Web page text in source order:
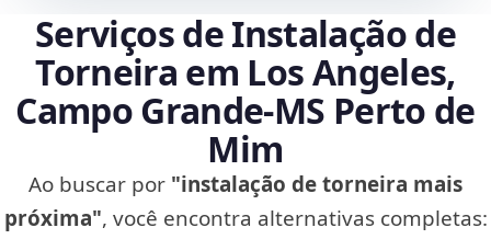
Serviços de Instalação de
Torneira em Los Angeles,
Campo Grande‑MS Perto de
Mim
Ao buscar por "instalação de torneira mais
próxima", você encontra alternativas completas: